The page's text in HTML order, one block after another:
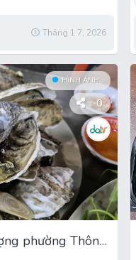
Tháng 1 7, 2026
HÌNH ẢNH
0
Ốc Ku Lỳ: Quán ốc rẻ chất lượng phường Thông Tây Hội